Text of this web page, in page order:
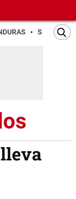
SAN PEDRO